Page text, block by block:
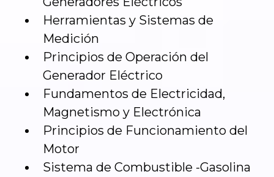
Herramientas y Sistemas de
Medición
Principios de Operación del
Generador Eléctrico
Fundamentos de Electricidad,
Magnetismo y Electrónica
Principios de Funcionamiento del
Motor
Sistema de Combustible -Gasolina